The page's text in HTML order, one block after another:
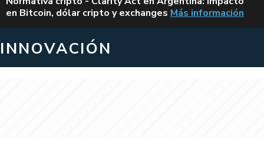
en Bitcoin, dólar cripto y exchanges CLARITY ACT EN
Más información
INNOVACIÓN